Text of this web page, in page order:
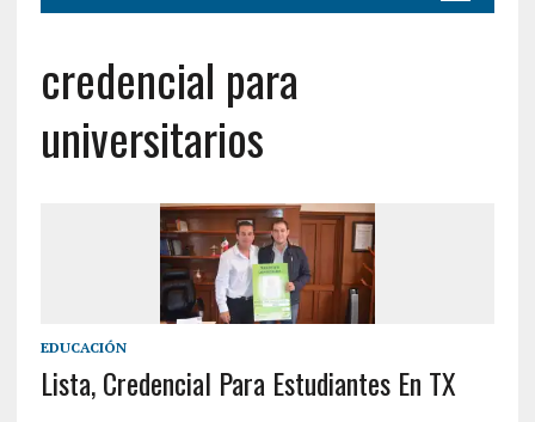
credencial para
universitarios
EDUCACIÓN
Lista, Credencial Para Estudiantes En TX